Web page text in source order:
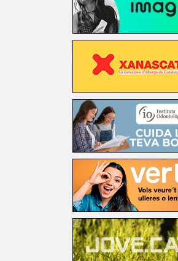
Santa Coloma de Gramenet
Terra Alta
Vilafranca del Penedès